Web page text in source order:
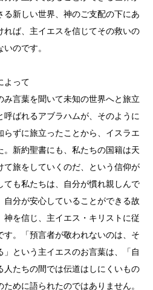
る新しい世界、神のご支配の下にあ
れば、主イエスを信じてその救いの
のです。
よって
言葉を聞いて未知の世界へと旅立
ばれるアブラハムが、そのように
らずに旅立ったことから、イスラエ
。新約聖書にも、私たちの国籍は天
て旅をしていくのだ、という信仰が
ても私たちは、自分が慣れ親しんで
自分が安心していることができる故
を信じ、主イエス・キリストに従
す。「預言者が敬われないのは、そ
という主イエスのお言葉は、「自
人たちの間では伝道はしにくいもの
めに語られたのではありません。